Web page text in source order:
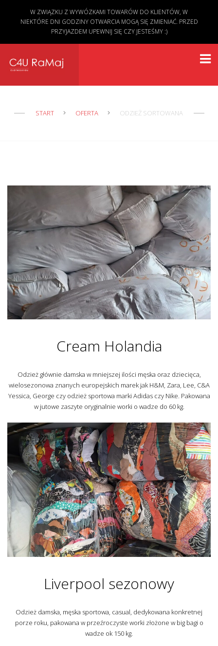
START OFERTA ODZIEŻ SORTOWANA
Cream Holandia
Odzież głównie damska w mniejszej ilości męska oraz dziecięca,
wielosezonowa znanych europejskich marek jak H&M, Zara, Lee, C&A
Yessica, George czy odzież sportowa marki Adidas czy Nike. Pakowana
w jutowe zaszyte oryginalnie worki o wadze do 60 kg.
Liverpool sezonowy
Odzież damska, męska sportowa, casual, dedykowana konkretnej
porze roku, pakowana w przeźroczyste worki złożone w big bagi o
wadze ok 150 kg.
W ZWIĄZKU Z WYWÓZKAMI TOWARÓW DO KLIENTÓW, W
NIEKTÓRE DNI GODZINY OTWARCIA MOGĄ SIĘ ZMIENIAĆ. PRZED
PRZYJAZDEM UPEWNIJ SIĘ CZY JESTEŚMY :)